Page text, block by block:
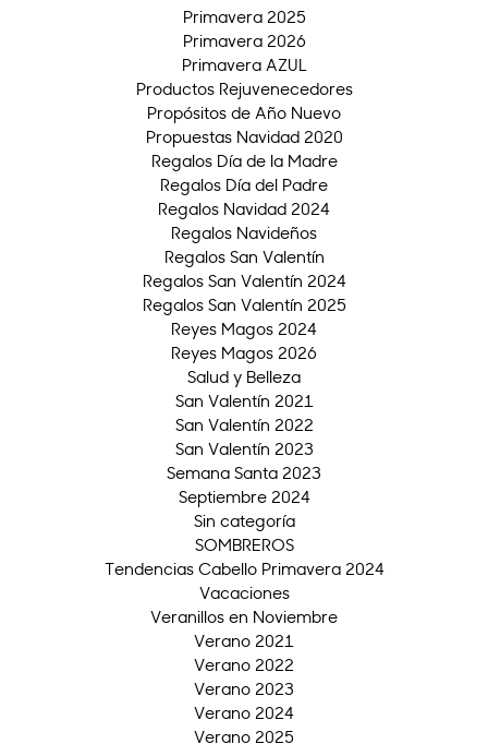
Primavera 2025
Primavera 2026
Primavera AZUL
Productos Rejuvenecedores
Propósitos de Año Nuevo
Propuestas Navidad 2020
Regalos Día de la Madre
Regalos Día del Padre
Regalos Navidad 2024
Regalos Navideños
Regalos San Valentín
Regalos San Valentín 2024
Regalos San Valentín 2025
Reyes Magos 2024
Reyes Magos 2026
Salud y Belleza
San Valentín 2021
San Valentín 2022
San Valentín 2023
Semana Santa 2023
Septiembre 2024
Sin categoría
SOMBREROS
Tendencias Cabello Primavera 2024
Vacaciones
Veranillos en Noviembre
Verano 2021
Verano 2022
Verano 2023
Verano 2024
Verano 2025